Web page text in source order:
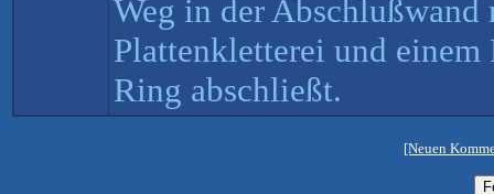
Weg in der
Plattenkletterei und
Ring abschließt.
[Neuen